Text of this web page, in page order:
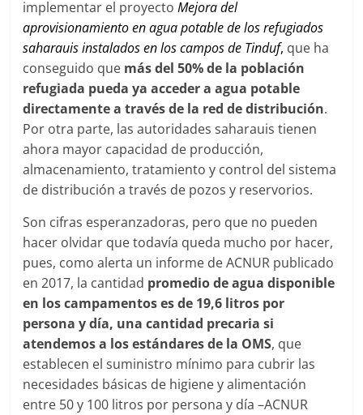
implementar el proyectoMejora del
aprovisionamiento en agua potable de los refugiados
saharauis instalados en los campos de Tinduf, que ha
conseguido que más del 50% de la población
refugiada pueda ya acceder a agua potable
directamente a través de la red de distribución.
Por otra parte, las autoridades saharauis tienen
ahora mayor capacidad de producción,
almacenamiento, tratamiento y control del sistema
de distribución a través de pozos y reservorios.
Son cifras esperanzadoras, pero que no pueden
hacer olvidar que todavía queda mucho por hacer,
pues, como alerta un informe de ACNUR publicado
en 2017, la cantidad promedio de agua disponible
en los campamentos es de 19,6 litros por
persona y día, una cantidad precaria si
atendemos a los estándares de la OMS, que
establecen el suministro mínimo para cubrir las
necesidades básicas de higiene y alimentación
entre 50 y 100 litros por persona y día –ACNUR